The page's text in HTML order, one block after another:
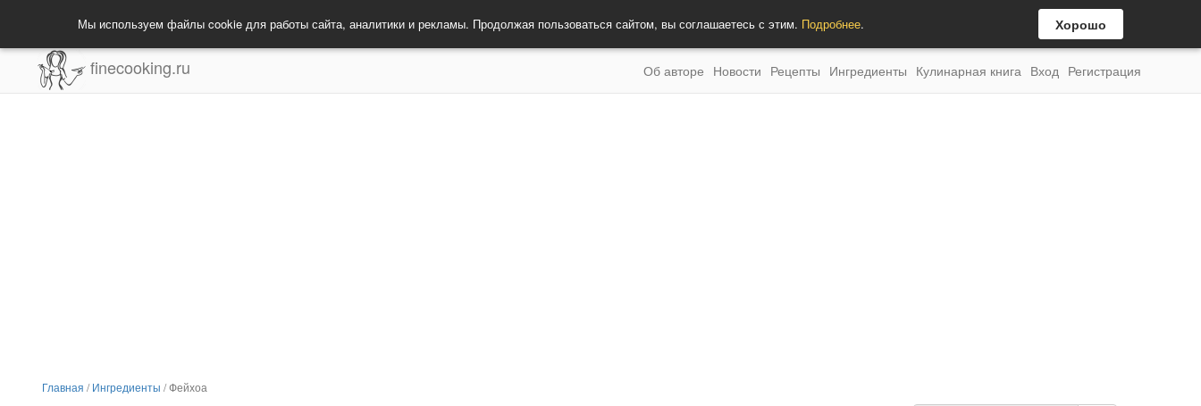
Мы используем файлы cookie для работы сайта, аналитики и рекламы. Продолжая пользоваться сайтом, вы соглашаетесь с этим. Подробнее. Хорошо
finecooking.ru Об авторе Новости Рецепты Ингредиенты Кулинарная книга Вход Регистрация
Главная /Ингредиенты /Фейхоа